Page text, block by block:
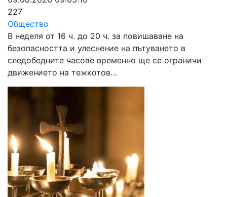
227
Общество
В неделя от 16 ч. до 20 ч. за повишаване на
безопасността и улеснение на пътуването в
следобедните часове временно ще се ограничи
движението на тежкотов…